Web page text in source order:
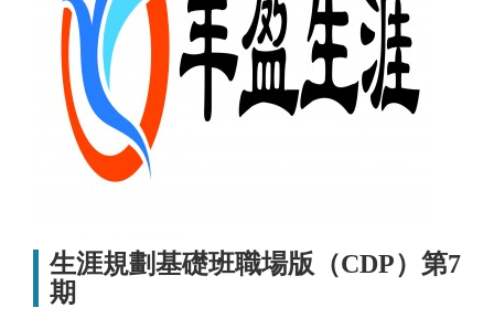
生涯規劃基礎班職場版（CDP）第7
期